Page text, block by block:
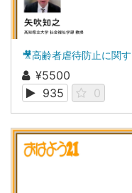
🎥高齢者虐待防止に関
¥5500
935
0